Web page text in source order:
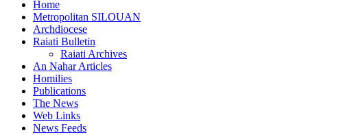
Home
Metropolitan SILOUAN
Archdiocese
Raiati Bulletin
Raiati Archives
An Nahar Articles
Homilies
Publications
The News
Web Links
News Feeds